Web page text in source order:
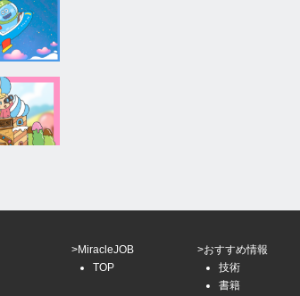
>MiracleJOB
TOP
>おすすめ情報
技術
書籍